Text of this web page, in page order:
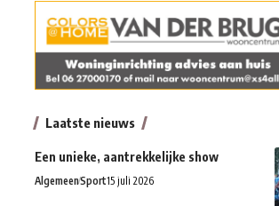
Laatste nieuws
Een unieke, aantrekkelijke show
AlgemeenSport15 juli 2026